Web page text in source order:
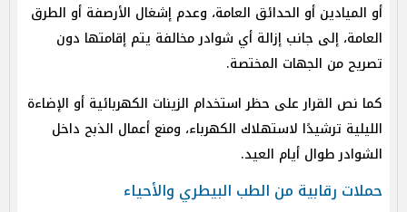
أو الميادين أو الحدائق العامة، وعدم إشغال الأرصفة أو الطرق
العامة، إلى جانب إزالة أي شوادر مخالفة يتم إقامتها دون
تصريح من الجهات المختصة.
كما نص القرار على حظر استخدام الزينات الكهربائية أو الإضاءة
الليلية ترشيدًا لاستهلاك الكهرباء، ومنع أعمال الذبح داخل
الشوادر طوال أيام العيد.
حملات رقابية من الطب البيطري والأحياء